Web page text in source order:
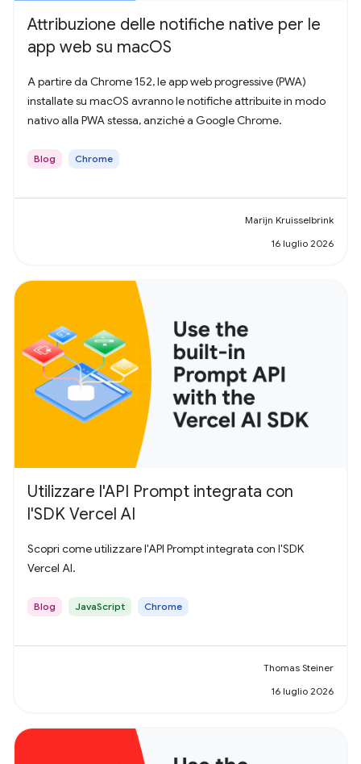
Attribuzione delle notifiche native per le
app web su macOS
A partire da Chrome 152, le app web progressive (PWA)
installate su macOS avranno le notifiche attribuite in modo
nativo alla PWA stessa, anziché a Google Chrome.
Blog Chrome
Marijn Kruisselbrink
16 luglio 2026
Utilizzare l'API Prompt integrata con
l'SDK Vercel AI
Scopri come utilizzare l'API Prompt integrata con l'SDK
Vercel AI.
Blog JavaScript Chrome
Thomas Steiner
16 luglio 2026